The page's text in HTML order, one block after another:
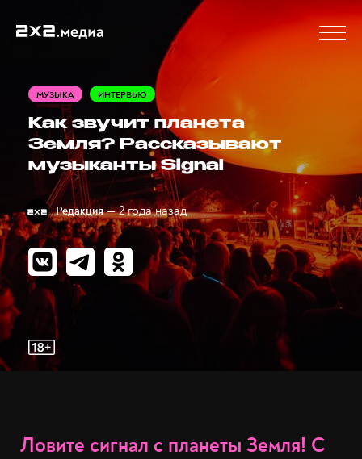
МУЗЫКА ИНТЕРВЬЮ
Как звучит планета
Земля? Рассказывают
музыканты Signal
Редакция — 2 года назад
Ловите сигнал с планеты Земля! С